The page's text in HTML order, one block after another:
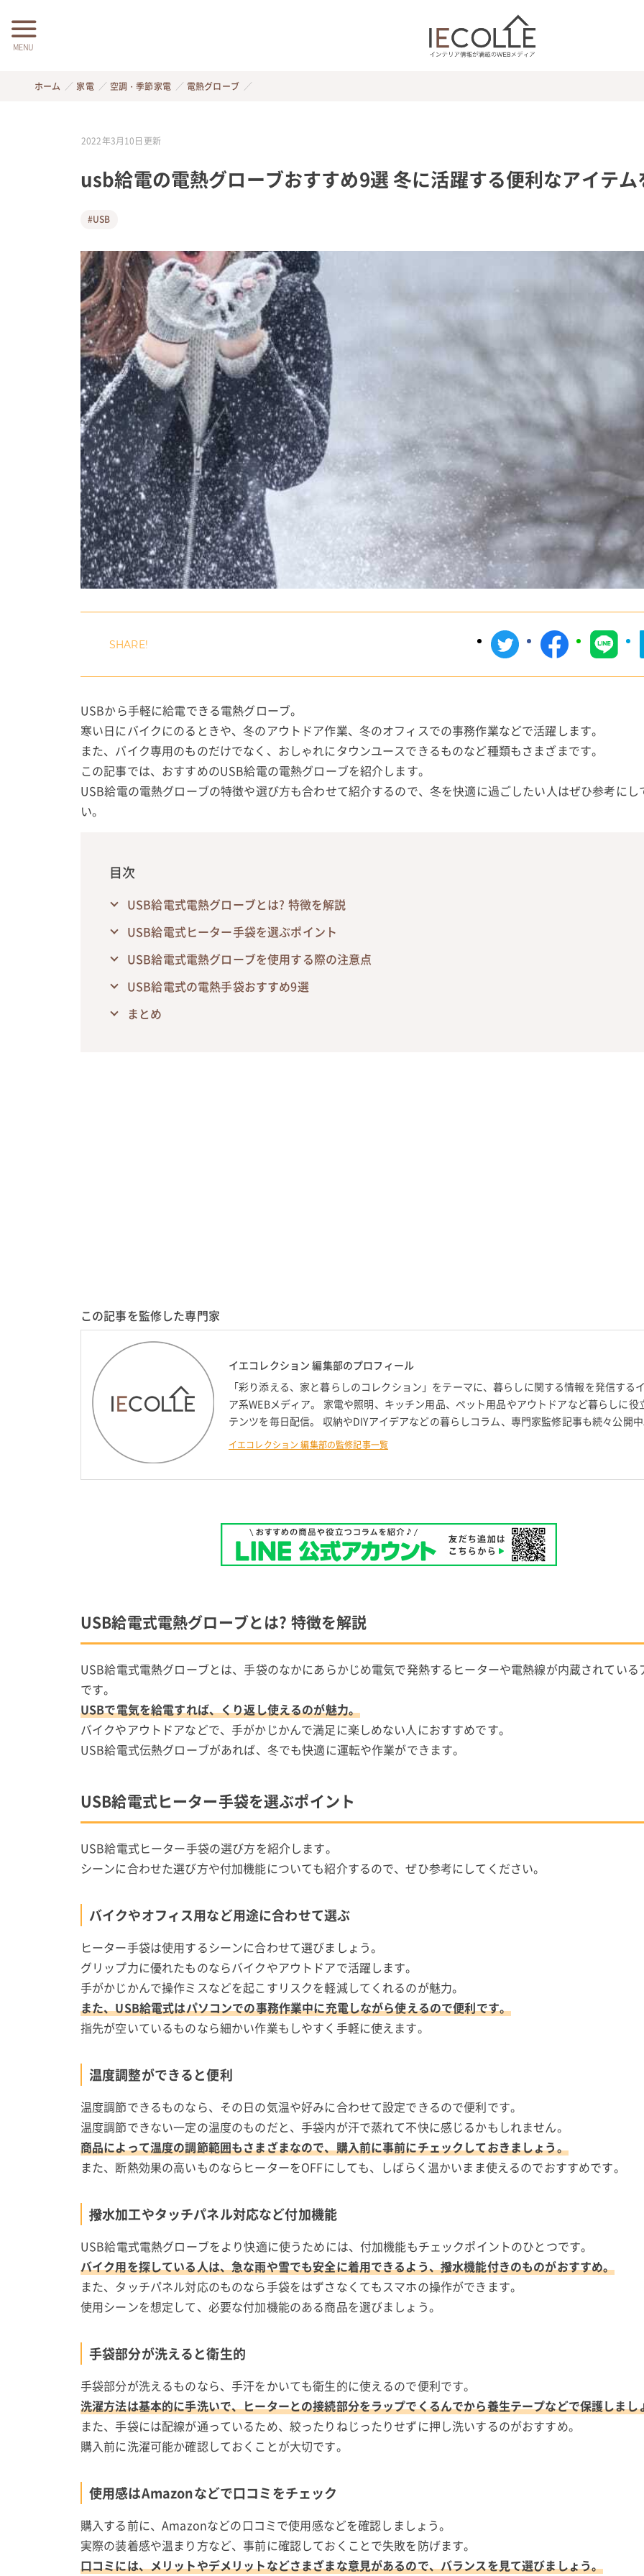
MENU
ホーム 家電 空調・季節家電 電熱グローブ
2022年3月10日 更新
usb給電の電熱グローブおすすめ9選 冬に活躍する便利なアイテム
#USB
USBから手軽に給電できる電熱グローブ。
寒い日にバイクにのるときや、冬のアウトドア作業、冬のオフィスでの事務作業などで活躍します。
また、バイク専用のものだけでなく、おしゃれにタウンユースできるものなど種類もさまざまです。
この記事では、おすすめのUSB給電の電熱グローブを紹介します。
USB給電の電熱グローブの特徴や選び方も合わせて紹介するので、冬を快適に過ごしたい人はぜひ参考にし
い。
目次
USB給電式電熱グローブとは? 特徴を解説
USB給電式ヒーター手袋を選ぶポイント
USB給電式電熱グローブを使用する際の注意点
USB給電式の電熱手袋おすすめ9選
まとめ
この記事を監修した専門家
イエコレクション 編集部のプロフィール
「彩り添える、家と暮らしのコレクション」をテーマに、暮らしに関する情報を発信する
ア系WEBメディア。 家電や照明、キッチン用品、ペット用品やアウトドアなど暮らしに役
テンツを毎日配信。 収納やDIYアイデアなどの暮らしコラム、専門家監修記事も続々公開
イエコレクション 編集部の監修記事一覧
USB給電式電熱グローブとは? 特徴を解説
USB給電式電熱グローブとは、手袋のなかにあらかじめ電気で発熱するヒーターや電熱線が内蔵されている
です。
USBで電気を給電すれば、くり返し使えるのが魅力。
バイクやアウトドアなどで、手がかじかんで満足に楽しめない人におすすめです。
USB給電式伝熱グローブがあれば、冬でも快適に運転や作業ができます。
USB給電式ヒーター手袋を選ぶポイント
USB給電式ヒーター手袋の選び方を紹介します。
シーンに合わせた選び方や付加機能についても紹介するので、ぜひ参考にしてください。
バイクやオフィス用など用途に合わせて選ぶ
ヒーター手袋は使用するシーンに合わせて選びましょう。
グリップ力に優れたものならバイクやアウトドアで活躍します。
手がかじかんで操作ミスなどを起こすリスクを軽減してくれるのが魅力。
また、USB給電式はパソコンでの事務作業中に充電しながら使えるので便利です。
指先が空いているものなら細かい作業もしやすく手軽に使えます。
温度調整ができると便利
温度調節できるものなら、その日の気温や好みに合わせて設定できるので便利です。
温度調節できない一定の温度のものだと、手袋内が汗で蒸れて不快に感じるかもしれません。
商品によって温度の調節範囲もさまざまなので、購入前に事前にチェックしておきましょう。
また、断熱効果の高いものならヒーターをOFFにしても、しばらく温かいまま使えるのでおすすめです。
撥水加工やタッチパネル対応など付加機能
USB給電式電熱グローブをより快適に使うためには、付加機能もチェックポイントのひとつです。
バイク用を探している人は、急な雨や雪でも安全に着用できるよう、撥水機能付きのものがおすすめ。
また、タッチパネル対応のものなら手袋をはずさなくてもスマホの操作ができます。
使用シーンを想定して、必要な付加機能のある商品を選びましょう。
手袋部分が洗えると衛生的
手袋部分が洗えるものなら、手汗をかいても衛生的に使えるので便利です。
洗濯方法は基本的に手洗いで、ヒーターとの接続部分をラップでくるんでから養生テープなどで保護しまし
また、手袋には配線が通っているため、絞ったりねじったりせずに押し洗いするのがおすすめ。
購入前に洗濯可能か確認しておくことが大切です。
使用感はAmazonなどで口コミをチェック
購入する前に、Amazonなどの口コミで使用感などを確認しましょう。
実際の装着感や温まり方など、事前に確認しておくことで失敗を防げます。
口コミには、メリットやデメリットなどさまざまな意見があるので、バランスを見て選びましょう。